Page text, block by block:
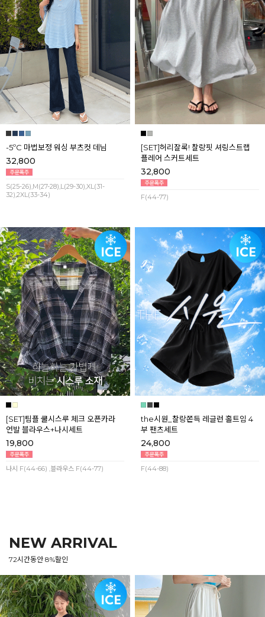
-5ºC 마법보정 워싱 부츠컷 데님
32,800
S(25-26),M(27-28),L(29-30),XL(31-
32),2XL(33-34)
[SET]허리잘록! 찰랑핏 셔링스트랩
플레어 스커트세트
32,800
F(44-77)
[SET]팀플 쿨시스루 체크 오픈카라
언발 블라우스+나시세트
19,800
나시 F(44-66) ,블라우스 F(44-77)
the시원_찰랑쫀득 레글런 홀트임 4
부 팬츠세트
24,800
F(44-88)
NEW ARRIVAL
72시간동안 8%할인